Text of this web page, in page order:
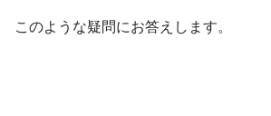
このような疑問にお答えします。